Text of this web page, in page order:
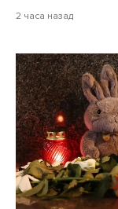
2 часа назад